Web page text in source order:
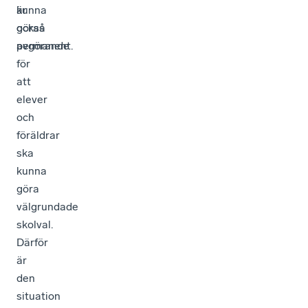
är
också
avgörande
för
att
elever
och
föräldrar
ska
kunna
göra
välgrundade
skolval.
Därför
är
den
situation
kunna
göras
permanent.